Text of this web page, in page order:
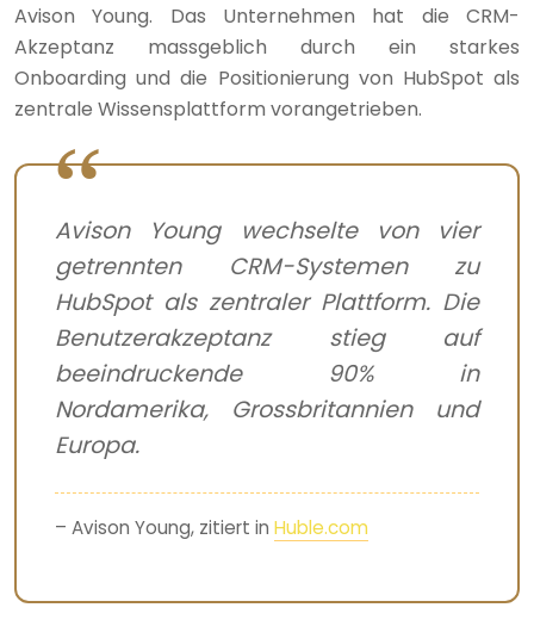
Avison Young. Das Unternehmen hat die CRM-
Akzeptanz massgeblich durch ein starkes
Onboarding und die Positionierung von HubSpot als
zentrale Wissensplattform vorangetrieben.
Avison Young wechselte von vier
getrennten CRM-Systemen zu
HubSpot als zentraler Plattform. Die
Benutzerakzeptanz stieg auf
beeindruckende 90% in
Nordamerika, Grossbritannien und
Europa.
– Avison Young, zitiert in Huble.com